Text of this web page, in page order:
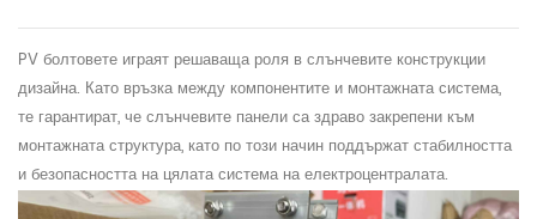
PVболтовете играят решаваща роля в слънчевите конструкции
дизайна. Като връзка между компонентите и монтажната система,
те гарантират, че слънчевите панели са здраво закрепени към
монтажнатаструктура, като по този начин поддържат стабилността
и безопасността на цялата система на електроцентралата.